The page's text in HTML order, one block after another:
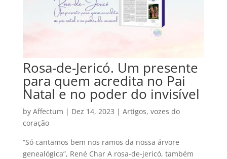
Rosa-de-Jericó. Um presente
para quem acredita no Pai
Natal e no poder do invisível
by Affectum | Dez 14, 2023 | Artigos, vozes do
coração
“Só cantamos bem nos ramos da nossa árvore
genealógica”, René Char A rosa-de-jericó, também